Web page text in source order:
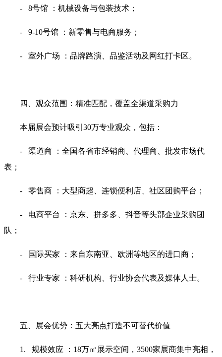
- 8号馆 ：机械设备与包装技术；
- 9-10号馆 ：新零售与电商服务；
- 室外广场 ：品牌路演、品鉴活动及网红打卡区。
四、观众范围：精准匹配，覆盖全渠道采购力
本届展会预计吸引30万专业观众，包括：
- 渠道商 ：全国各省市经销商、代理商、批发市场代
表；
- 零售商 ：大型商超、连锁便利店、社区团购平台；
- 电商平台 ：京东、拼多多、抖音等头部企业采购团
队；
- 国际买家 ：来自东南亚、欧洲等地区的进口商；
- 行业专家 ：科研机构、行业协会代表及媒体人士。
五、展会优势：五大亮点打造不可替代价值
1. 规模效应 ：18万㎡展示空间，3500家展商集中亮相，